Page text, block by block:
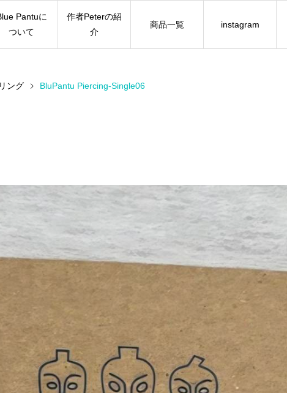
Pantuに
ついて
作者Peterの紹
介
商品一覧 instagram
ング BluPantu Piercing-Single06